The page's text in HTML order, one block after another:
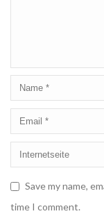
Save my name,
time I comment.